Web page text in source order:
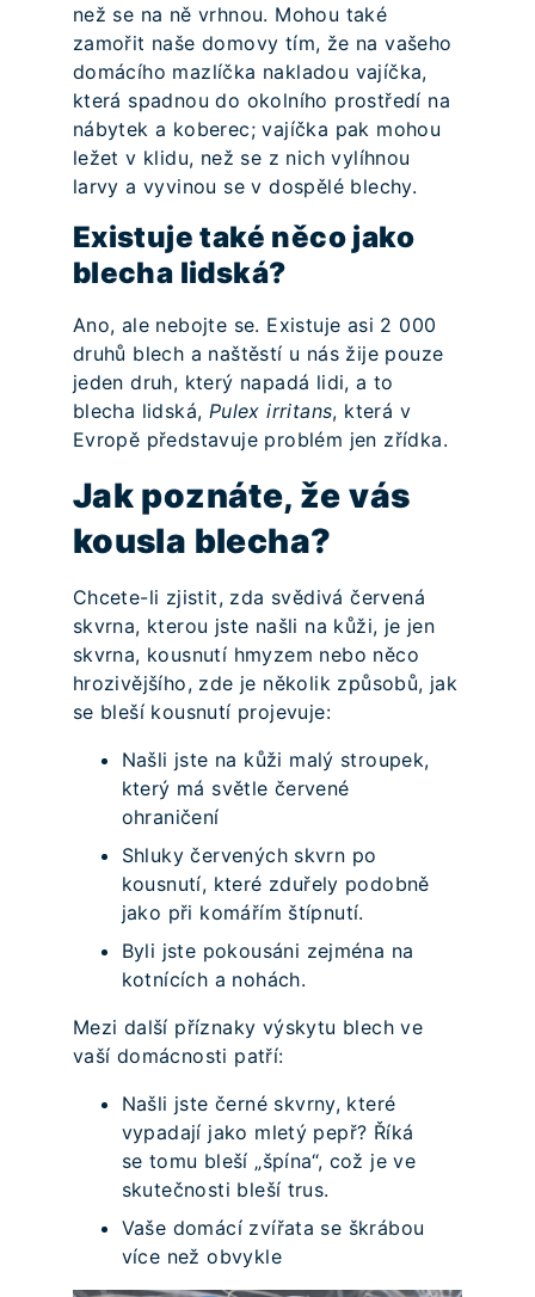
než se na ně vrhnou. Mohou také
zamořit naše domovy tím, že na vašeho
domácího mazlíčka nakladou vajíčka,
která spadnou do okolního prostředí na
nábytek a koberec; vajíčka pak mohou
ležet v klidu, než se z nich vylíhnou
larvy a vyvinou se v dospělé blechy.
Existuje také něco jako
blecha lidská?
Ano, ale nebojte se. Existuje asi 2 000
druhů blech a naštěstí u nás žije pouze
jeden druh, který napadá lidi, a to
blecha lidská, Pulex irritans, která v
Evropě představuje problém jen zřídka.
Jak poznáte, že vás
kousla blecha?
Chcete-li zjistit, zda svědivá červená
skvrna, kterou jste našli na kůži, je jen
skvrna, kousnutí hmyzem nebo něco
hrozivějšího, zde je několik způsobů, jak
se bleší kousnutí projevuje:
Našli jste na kůži malý stroupek,
který má světle červené
ohraničení
Shluky červených skvrn po
kousnutí, které zduřely podobně
jako při komářím štípnutí.
Byli jste pokousáni zejména na
kotnících a nohách.
Mezi další příznaky výskytu blech ve
vaší domácnosti patří:
Našli jste černé skvrny, které
vypadají jako mletý pepř? Říká
se tomu bleší „špína“, což je ve
skutečnosti bleší trus.
Vaše domácí zvířata se škrábou
více než obvykle